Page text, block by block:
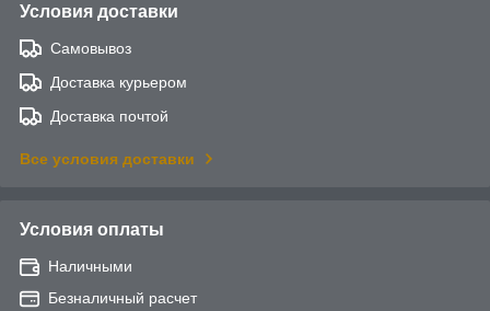
Условия доставки
Самовывоз
Доставка курьером
Доставка почтой
Все условия доставки
Условия оплаты
Наличными
Безналичный расчет